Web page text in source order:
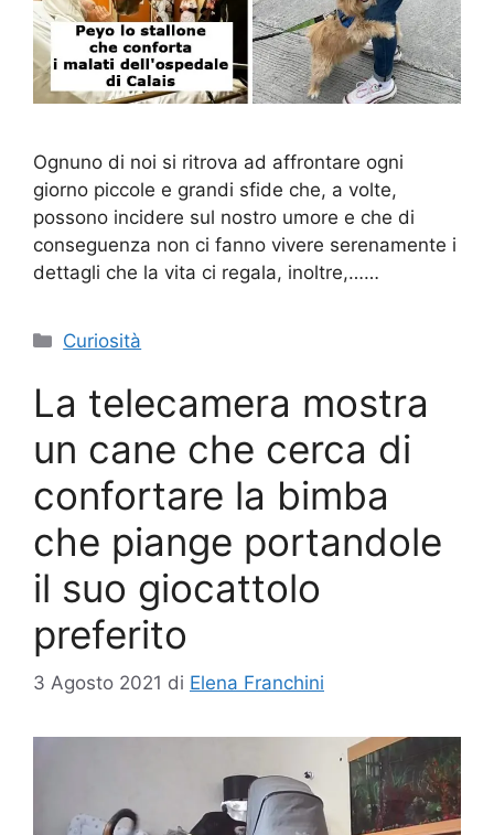
Ognuno di noi si ritrova ad affrontare ogni
giorno piccole e grandi sfide che, a volte,
possono incidere sul nostro umore e che di
conseguenza non ci fanno vivere serenamente i
dettagli che la vita ci regala, inoltre,……
Categorie
Curiosità
La telecamera mostra
un cane che cerca di
confortare la bimba
che piange portandole
il suo giocattolo
preferito
3 Agosto 2021 di Elena Franchini